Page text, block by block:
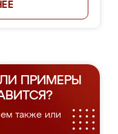
ПРИМЕРЫ
также или